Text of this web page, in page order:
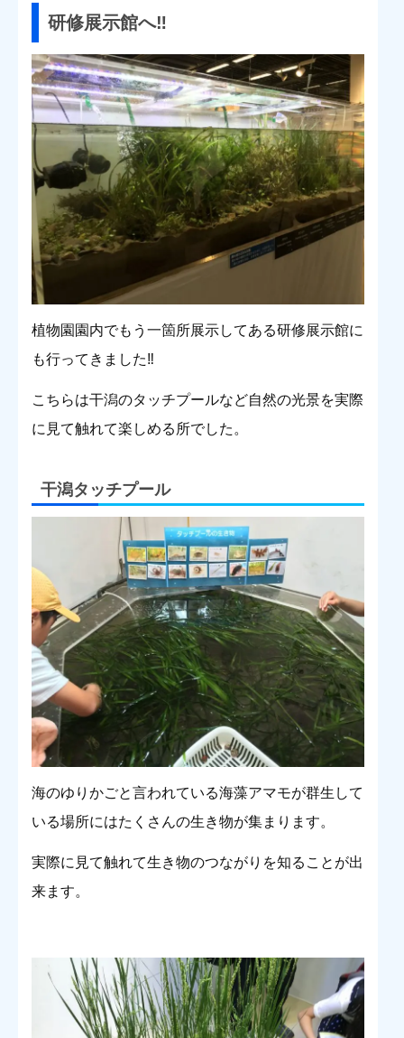
研修展示館へ‼︎
植物園園内でもう一箇所展示してある研修展示館に
も行ってきました‼︎
こちらは干潟のタッチプールなど自然の光景を実際
に見て触れて楽しめる所でした。
干潟タッチプール
海のゆりかごと言われている海藻アマモが群生して
いる場所にはたくさんの生き物が集まります。
実際に見て触れて生き物のつながりを知ることが出
来ます。